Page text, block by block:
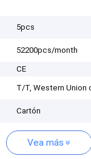
5pcs
52200pcs/month
CE
T/T, Western Union
Cartón
Vea más